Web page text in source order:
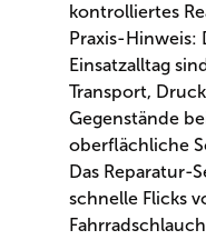
kontrolliertes
Praxis-Hinweis:
Einsatzalltag
Transport,
Gegenstände
oberflächliche
Das Reparatur-
schnelle Flicks